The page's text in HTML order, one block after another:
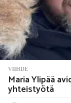
VIIHDE
Maria Ylipää
yhteistyötä